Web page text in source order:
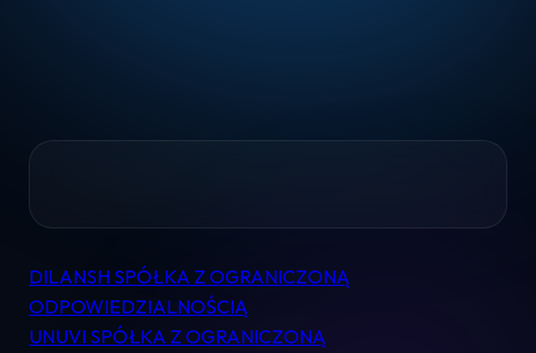
Pomoc
Nawigacja
wpisu
DILANSH SPÓŁKA Z OGRANICZONĄ
ODPOWIEDZIALNOŚCIĄ
UNUVI SPÓŁKA Z OGRANICZONĄ